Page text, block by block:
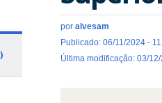
por alvesam
Publicado: 06/11/2024 -
Última modificação: 03/